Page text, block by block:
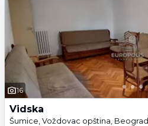
16
Vidska
Šumice, Voždovac opština, Beograd